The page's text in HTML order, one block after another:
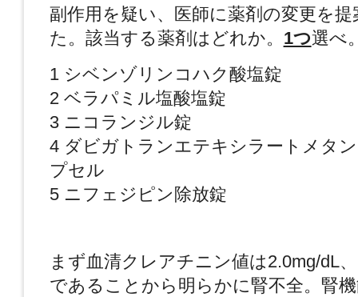
副作用を疑い、医師に薬剤の変更を
た。該当する薬剤はどれか。 1つ選べ
1 シベンゾリンコハク酸塩錠
2 ベラパミル塩酸塩錠
3 ニコランジル錠
4 ダビガトランエテキシラートメタ
プセル
5 ニフェジピン除放錠
まず血清クレアチニン値は2.0mg/dL
であることから明らかに腎不全。腎